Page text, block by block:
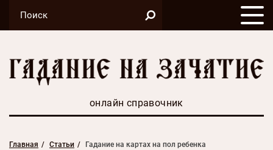
онлайн справочник
Главная Статьи Гадание на картах на пол ребенка